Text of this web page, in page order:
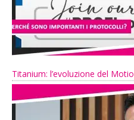
Titanium: l’evoluzione del